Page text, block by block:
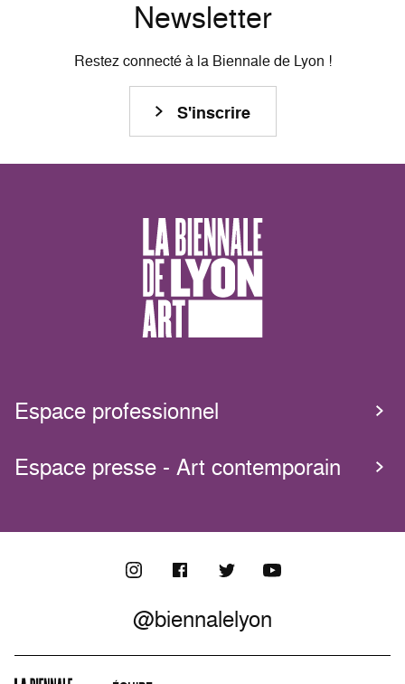
Newsletter
Restez connecté à la Biennale de Lyon !
S'inscrire
Espace professionnel
Espace presse - Art contemporain
@biennalelyon